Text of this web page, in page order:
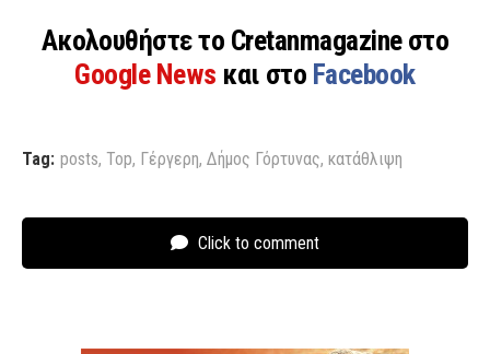
Ακολουθήστε το Cretanmagazine στο
Google News και στο Facebook
Tag: posts, Top, Γέργερη, Δήμος Γόρτυνας, κατάθλιψη
Click to comment